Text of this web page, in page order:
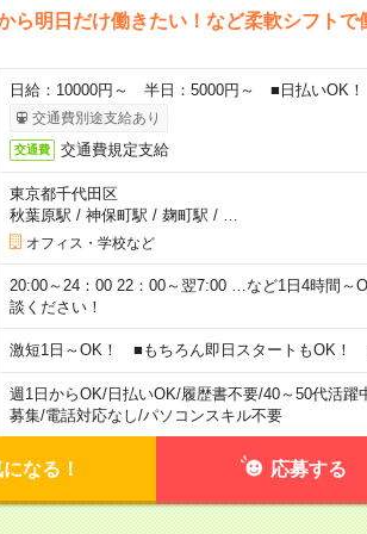
ら明日だけ働きたい！など柔軟シフト
日給：10000円～ 半日：5000円～ ■日払いOK！
交通費別途支給あり
交通費 交通費規定支給
東京都千代田区
秋葉原駅 / 神保町駅 / 麹町駅 /
オフィス・学校など
20:00～24：00 22：00～翌7:00 …など1日4時間～
談ください！
激短1日～OK！ ■もちろん即日スタートもOK！
週1日からOK/日払いOK/履歴書不要/40～50代活躍
募集/電話対応なし/パソコンスキル不要
なる！ 応募する